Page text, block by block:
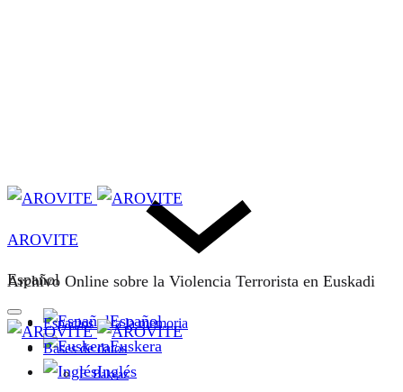
Español
Español
Euskera
Inglés
AROVITE
Archivo Online sobre la Violencia Terrorista en Euskadi
Espacios para la memoria
Bases de datos
F. Bakeaz